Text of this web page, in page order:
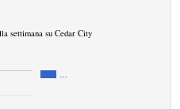
settimana su Cedar City